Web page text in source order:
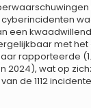
een
met het
rapporteerde
2024), wat op
de 1112